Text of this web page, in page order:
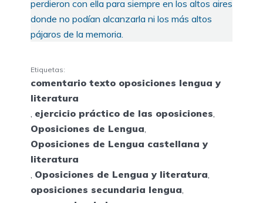
perdieron con ella para siempre en los altos aires
donde no podían alcanzarla ni los más altos
pájaros de la memoria.
Etiquetas:
comentario texto oposiciones lengua y
literatura
, ejercicio práctico de las oposiciones,
Oposiciones de Lengua,
Oposiciones de Lengua castellana y
literatura
, Oposiciones de Lengua y literatura,
oposiciones secundaria lengua,